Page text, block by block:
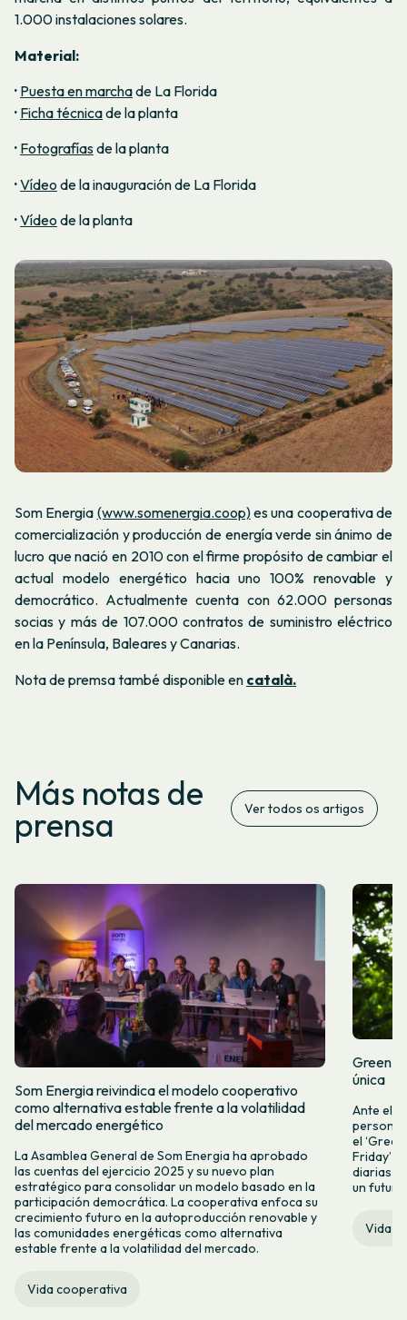
1.000 instalaciones solares.
Material:
· Puesta en marchade La Florida
· Ficha técnicade la planta
· Fotografíasde la planta
·Vídeo de la inauguración de La Florida
·Vídeo de la planta
Som Energia (www.somenergia.coop)es una cooperativa de
comercialización y producción de energía verde sin ánimo de
lucro que nació en 2010 con el firme propósito de cambiar el
actual modelo energético hacia uno 100% renovable y
democrático. Actualmente cuenta con 62.000 personas
socias y más de 107.000 contratos de suministro eléctrico
en la Península, Baleares y Canarias.
Nota de premsa també disponible en català.
Más notas de
prensa Ver todos os artigos
Som Energia reivindica el modelo cooperativo
como alternativa estable frente a la volatilidad
del mercado energético
La Asamblea General de Som Energia ha aprobado
las cuentas del ejercicio 2025 y su nuevo plan
estratégico para consolidar un modelo basado en la
participación democrática. La cooperativa enfoca su
crecimiento futuro en la autoproducción renovable y
las comunidades energéticas como alternativa
estable frente a la volatilidad del mercado.
Vida cooperativa
Green
única
Ante el
el
Friday’
diarias y
un
Vida